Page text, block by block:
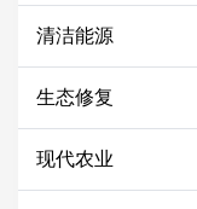
清洁能源
生态修复
现代农业